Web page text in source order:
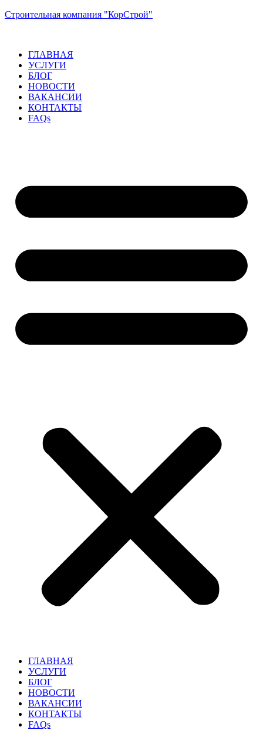
Строительная компания "КорСтрой"
ГЛАВНАЯ
УСЛУГИ
БЛОГ
НОВОСТИ
ВАКАНСИИ
КОНТАКТЫ
FAQs
ГЛАВНАЯ
УСЛУГИ
БЛОГ
НОВОСТИ
ВАКАНСИИ
КОНТАКТЫ
FAQs